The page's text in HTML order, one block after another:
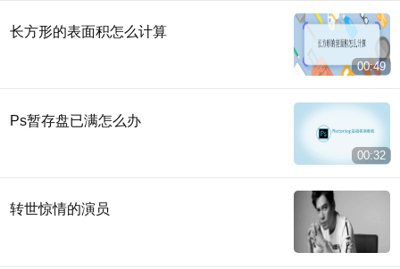
长方形的表面积怎么计算
00:49
Ps暂存盘已满怎么办
00:32
转世惊情的演员